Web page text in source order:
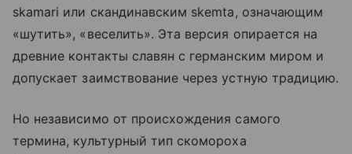
skamari или скандинавским skemta, означающим
«шутить», «веселить». Эта версия опирается на
древние контакты славян с германским миром и
допускает заимствование через устную традицию.
Но независимо от происхождения самого
термина, культурный тип скомороха